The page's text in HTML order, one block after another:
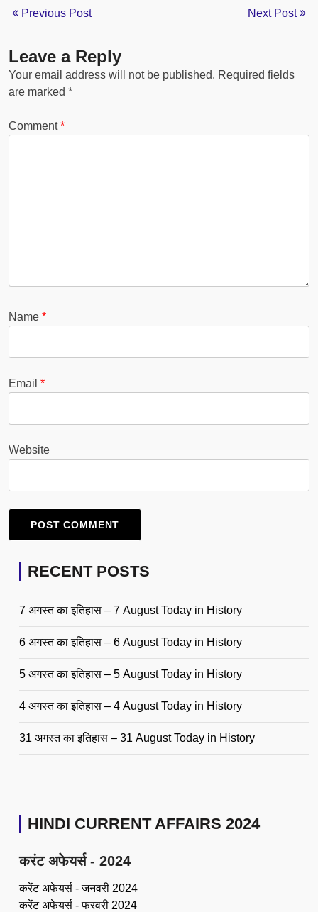
Previous Post Next Post
Leave a Reply
Your email address will not be published. Required fields
are marked *
Comment*
Name *
Email *
Website
RECENT POSTS
7 अगस्त का इतिहास – 7 August Today in History
6 अगस्त का इतिहास – 6 August Today in History
5 अगस्त का इतिहास – 5 August Today in History
4 अगस्त का इतिहास – 4 August Today in History
31 अगस्त का इतिहास – 31 August Today in History
HINDI CURRENT AFFAIRS 2024
करंट अफेयर्स - 2024
करेंट अफेयर्स - जनवरी 2024
करेंट अफेयर्स - फरवरी 2024